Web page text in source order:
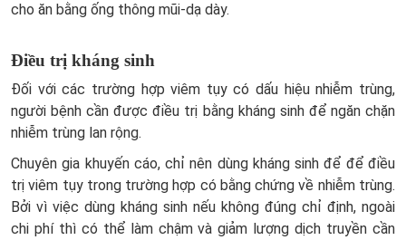
cho ăn bằng ống thông mũi-dạ dày.
Điều trị kháng sinh
Đối với các trường hợp viêm tụy có dấu hiệu nhiễm trùng,
người bệnh cần được điều trị bằng kháng sinh để ngăn chặn
nhiễm trùng lan rộng.
Chuyên gia khuyến cáo, chỉ nên dùng kháng sinh để để điều
trị viêm tụy trong trường hợp có bằng chứng về nhiễm trùng.
Bởi vì việc dùng kháng sinh nếu không đúng chỉ định, ngoài
chi phí thì có thể làm chậm và giảm lượng dịch truyền cần